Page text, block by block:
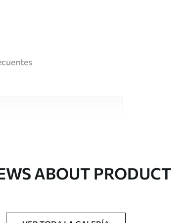
ABOUT PRODUCT